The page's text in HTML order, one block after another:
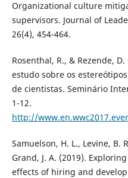
Organizational culture
supervisors. Journal of
26(4), 454-464.
Rosenthal, R., & Rezende,
estudo sobre os
de cientistas. Seminário
1-12.
http://
Samuelson, H. L., Levine, B.
Grand, J. A. (2019).
effects of hiring and